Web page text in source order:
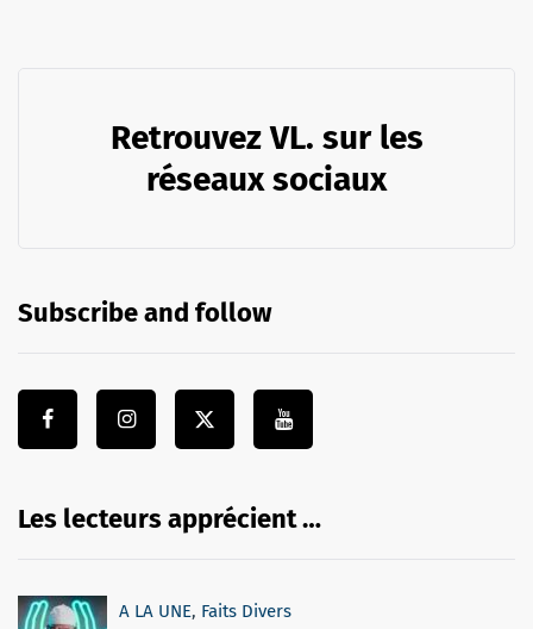
Retrouvez VL. sur les
réseaux sociaux
Subscribe and follow
Les lecteurs apprécient …
A LA UNE, Faits Divers